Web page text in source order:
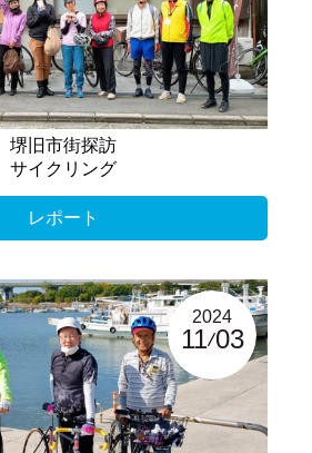
堺旧市街探訪
サイクリング
レポート
2024
11 03